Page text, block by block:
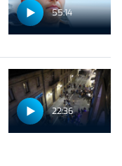
55:14
22:36